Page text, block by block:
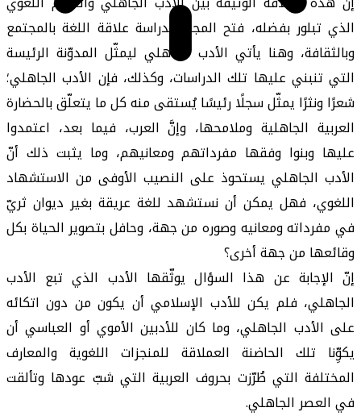
الذي تبلور بفضله، فتح المجال لدراسة علاقة اللغة بالمجتمع
وبالثقافة، وهنا يأتي الأدب الجاهلي ليمثّل المدوّنة الرئيسة
التي تنبني عليها تلك الدراسات، وكذلك، فإن الأدب الجاهلي؛
شعرًا ونثرًا يمثّل سجلًا رئيسًا يُستقى منه كل ما يتعلّق بالحضارة
العربية الجاهلية وملامحها، وإنَّ العرب، فيما بعد، اعتمدوا
عليها وبنوا وفقها مفرداتهم ومعانيهم، وما يثبت ذلك أنّ
الأدب الجاهلي يستحوذ على النصيب الأوفى من الاستشهاد
اللغوي، فهل يمكن أن نستشهد للغة عريقة بغير ديوان ثريّ
في مفرداته ومعانيه وصوره من جهة، وحافل بتصوير الحياة بكل
وقائعها من جهة أخرى؟
إنّ الإجابة عن هذا السؤال يوثّقها الأدب الذي تبع الأدب
الجاهلي، فلم يكن للأدب الإسلامي أن يكون من دون اتكائه
على الأدب الجاهلي، وما كان للأدبين الأموي أو العباسي أن
يكوِّنا تلك الحاضنة العملاقة للمنجزات اللغوية والمعارف
المختلفة التي طُرّزت بحروف العربية التي شبّ عودها وتألقت
في العصر الجاهلي.